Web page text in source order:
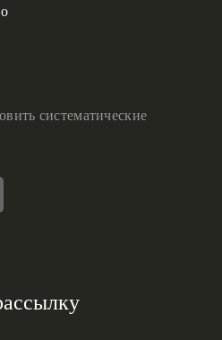
систематические